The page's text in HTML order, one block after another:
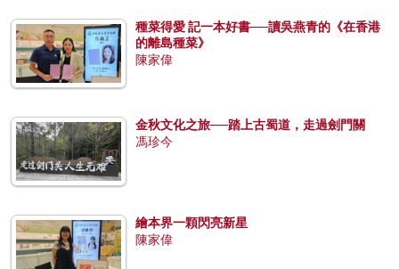
種菜得愛 記一本好書──讀吳燕青的《在香港
的離島種菜》
陳家偉
金秋文化之旅──踏上古蜀道，走過劍門關
馮珍今
繪本界一顆閃亮新星
陳家偉